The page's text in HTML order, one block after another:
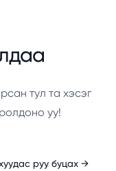
тул та хэсэг
уу!
руу буцах →